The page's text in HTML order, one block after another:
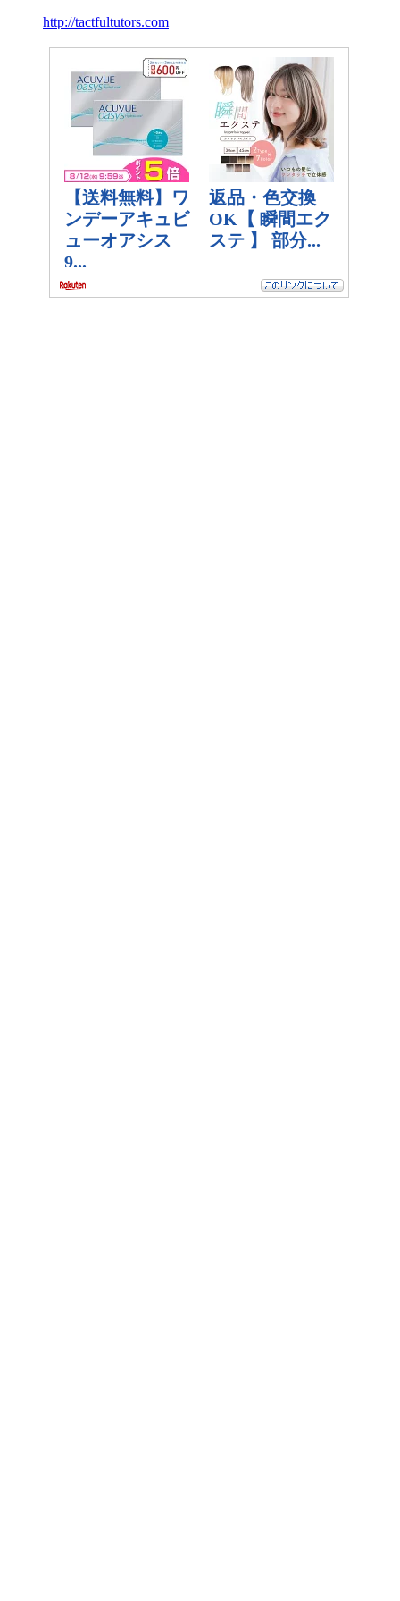
http://tactfultutors.com